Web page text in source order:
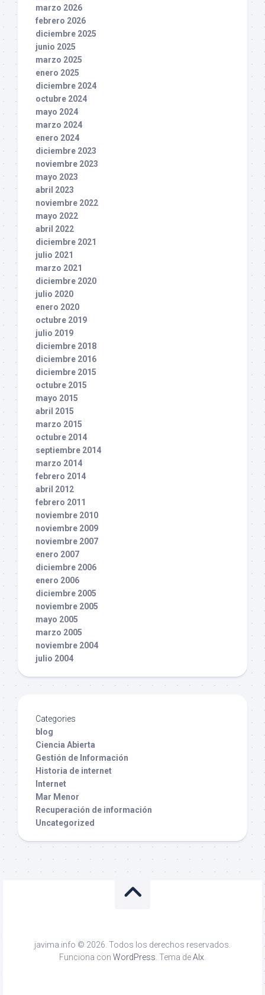
marzo 2026
febrero 2026
diciembre 2025
junio 2025
marzo 2025
enero 2025
diciembre 2024
octubre 2024
mayo 2024
marzo 2024
enero 2024
diciembre 2023
noviembre 2023
mayo 2023
abril 2023
noviembre 2022
mayo 2022
abril 2022
diciembre 2021
julio 2021
marzo 2021
diciembre 2020
julio 2020
enero 2020
octubre 2019
julio 2019
diciembre 2018
diciembre 2016
diciembre 2015
octubre 2015
mayo 2015
abril 2015
marzo 2015
octubre 2014
septiembre 2014
marzo 2014
febrero 2014
abril 2012
febrero 2011
noviembre 2010
noviembre 2009
noviembre 2007
enero 2007
diciembre 2006
enero 2006
diciembre 2005
noviembre 2005
mayo 2005
marzo 2005
noviembre 2004
julio 2004
Categories
blog
Ciencia Abierta
Gestión de Información
Historia de internet
Internet
Mar Menor
Recuperación de información
Uncategorized
javima.info © 2026. Todos los derechos reservados.
Funciona con WordPress . Tema deAlx